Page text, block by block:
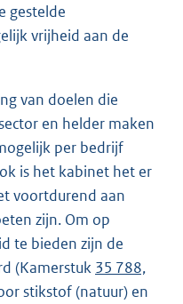
gestelde
vrijheid aan de
van doelen die
en helder maken
per bedrijf
is het kabinet het er
voortdurend aan
zijn. Om op
te bieden zijn de
(Kamerstuk 35 788,
stikstof (natuur) en